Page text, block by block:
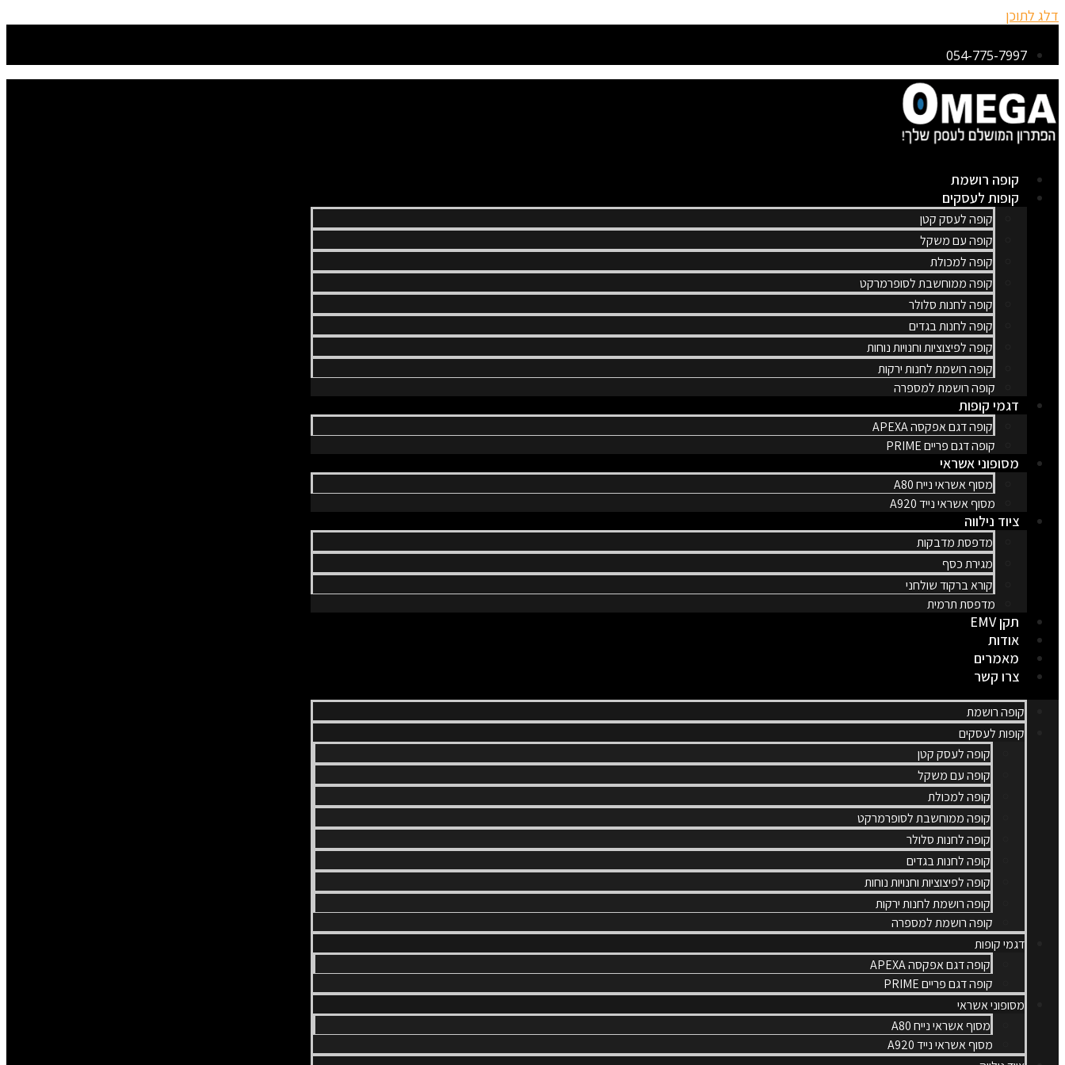
דלג לתוכן
054-775-7997
קופה רושמת
קופות לעסקים
קופה לעסק קטן
קופה עם משקל
קופה למכולת
קופה ממוחשבת לסופרמרקט
קופה לחנות סלולר
קופה לחנות בגדים
קופה לפיצוציות וחנויות נוחות
קופה רושמת לחנות ירקות
קופה רושמת למספרה
דגמי קופות
קופה דגם אפקסה APEXA
קופה דגם פריים PRIME
מסופוני אשראי
מסוף אשראי נייח A80
מסוף אשראי נייד A920
ציוד נילווה
מדפסת מדבקות
מגירת כסף
קורא ברקוד שולחני
מדפסת תרמית
תקן EMV
אודות
מאמרים
צרו קשר
קופה רושמת
קופות לעסקים
קופה לעסק קטן
קופה עם משקל
קופה למכולת
קופה ממוחשבת לסופרמרקט
קופה לחנות סלולר
קופה לחנות בגדים
קופה לפיצוציות וחנויות נוחות
קופה רושמת לחנות ירקות
קופה רושמת למספרה
דגמי קופות
קופה דגם אפקסה APEXA
קופה דגם פריים PRIME
מסופוני אשראי
מסוף אשראי נייח A80
מסוף אשראי נייד A920